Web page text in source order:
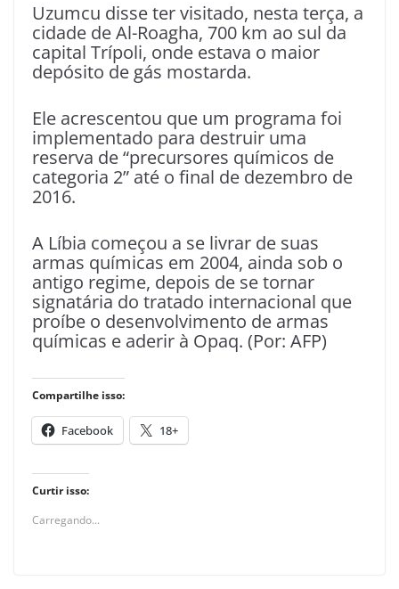
Uzumcu disse ter visitado, nesta terça, a
cidade de Al-Roagha, 700 km ao sul da
capital Trípoli, onde estava o maior
depósito de gás mostarda.
Ele acrescentou que um programa foi
implementado para destruir uma
reserva de “precursores químicos de
categoria 2” até o final de dezembro de
2016.
A Líbia começou a se livrar de suas
armas químicas em 2004, ainda sob o
antigo regime, depois de se tornar
signatária do tratado internacional que
proíbe o desenvolvimento de armas
químicas e aderir à Opaq. (Por: AFP)
Compartilhe isso:
Facebook 18+
Curtir isso:
Carregando...